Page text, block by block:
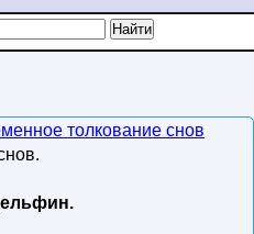
толкование снов